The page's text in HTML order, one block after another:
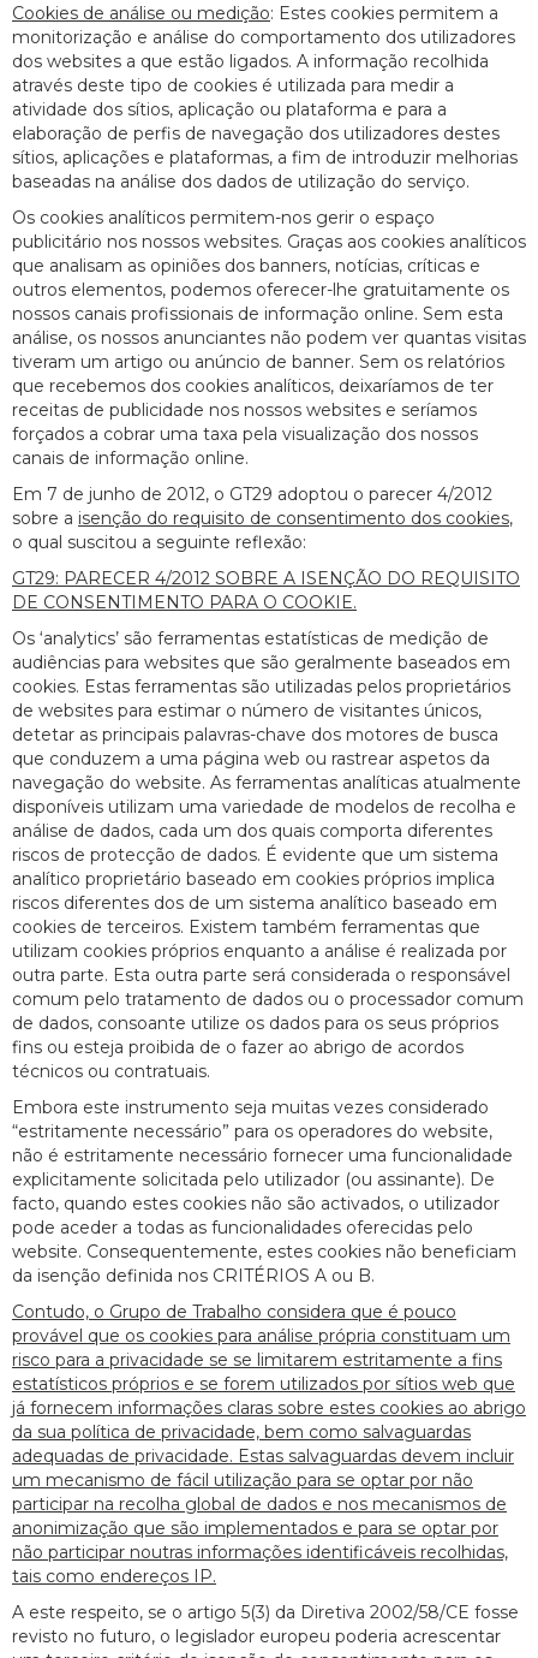
Cookies de análise ou medição: Estes cookies permitem a
monitorização e análise do comportamento dos utilizadores
dos websites a que estão ligados. A informação recolhida
através deste tipo de cookies é utilizada para medir a
atividade dos sítios, aplicação ou plataforma e para a
elaboração de perfis de navegação dos utilizadores destes
sítios, aplicações e plataformas, a fim de introduzir melhorias
baseadas na análise dos dados de utilização do serviço.
Os cookies analíticos permitem-nos gerir o espaço
publicitário nos nossos websites. Graças aos cookies analíticos
que analisam as opiniões dos banners, notícias, críticas e
outros elementos, podemos oferecer-lhe gratuitamente os
nossos canais profissionais de informação online. Sem esta
análise, os nossos anunciantes não podem ver quantas visitas
tiveram um artigo ou anúncio de banner. Sem os relatórios
que recebemos dos cookies analíticos, deixaríamos de ter
receitas de publicidade nos nossos websites e seríamos
forçados a cobrar uma taxa pela visualização dos nossos
canais de informação online.
Em 7 de junho de 2012, o GT29 adoptou o parecer 4/2012
sobre a isenção do requisito de consentimento dos cookies,
o qual suscitou a seguinte reflexão:
GT29: PARECER 4/2012 SOBRE A ISENÇÃO DO REQUISITO
DE CONSENTIMENTO PARA O COOKIE.
Os ‘analytics’ são ferramentas estatísticas de medição de
audiências para websites que são geralmente baseados em
cookies. Estas ferramentas são utilizadas pelos proprietários
de websites para estimar o número de visitantes únicos,
detetar as principais palavras-chave dos motores de busca
que conduzem a uma página web ou rastrear aspetos da
navegação do website. As ferramentas analíticas atualmente
disponíveis utilizam uma variedade de modelos de recolha e
análise de dados, cada um dos quais comporta diferentes
riscos de protecção de dados. É evidente que um sistema
analítico proprietário baseado em cookies próprios implica
riscos diferentes dos de um sistema analítico baseado em
cookies de terceiros. Existem também ferramentas que
utilizam cookies próprios enquanto a análise é realizada por
outra parte. Esta outra parte será considerada o responsável
comum pelo tratamento de dados ou o processador comum
de dados, consoante utilize os dados para os seus próprios
fins ou esteja proibida de o fazer ao abrigo de acordos
técnicos ou contratuais.
Embora este instrumento seja muitas vezes considerado
“estritamente necessário” para os operadores do website,
não é estritamente necessário fornecer uma funcionalidade
explicitamente solicitada pelo utilizador (ou assinante). De
facto, quando estes cookies não são activados, o utilizador
pode aceder a todas as funcionalidades oferecidas pelo
website. Consequentemente, estes cookies não beneficiam
da isenção definida nos CRITÉRIOS A ou B.
Contudo, o Grupo de Trabalho considera que é pouco
provável que os cookies para análise própria constituam um
risco para a privacidade se se limitarem estritamente a fins
estatísticos próprios e se forem utilizados por sítios web que
já fornecem informações claras sobre estes cookies ao abrigo
da sua política de privacidade, bem como salvaguardas
adequadas de privacidade. Estas salvaguardas devem incluir
um mecanismo de fácil utilização para se optar por não
participar na recolha global de dados e nos mecanismos de
anonimização que são implementados e para se optar por
não participar noutras informações identificáveis recolhidas,
tais como endereços IP.
A este respeito, se o artigo 5(3) da Diretiva 2002/58/CE fosse
revisto no futuro, o legislador europeu poderia acrescentar